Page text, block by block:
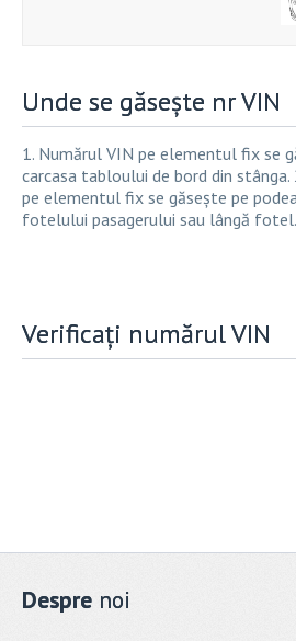
Unde se găsește nr VIN
1. Numărul VIN pe elementul fix se
carcasa tabloului de bord din stânga.
pe elementul fix se găsește pe
fotelului pasagerului sau lângă fotel.
Verificați numărul VIN
Despre noi